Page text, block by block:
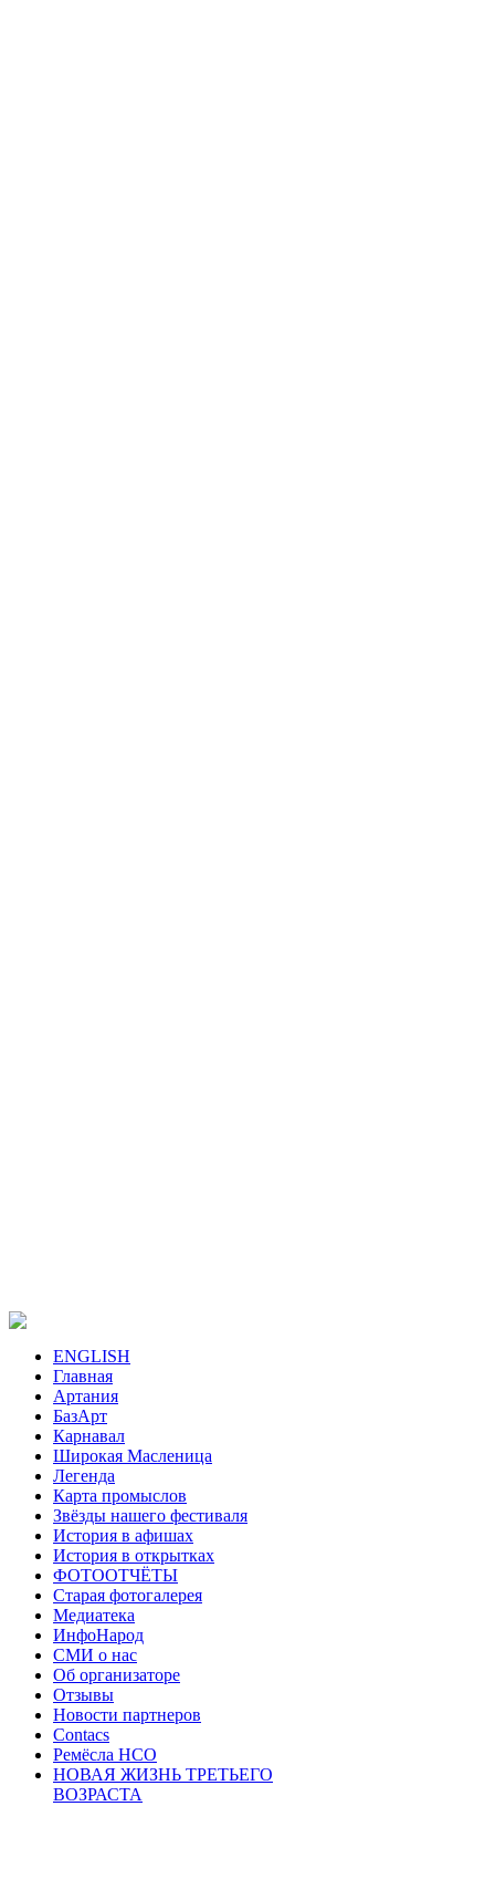
ENGLISH
Главная
Артания
БазАрт
Карнавал
Широкая Масленица
Легенда
Карта промыслов
Звёзды нашего фестиваля
История в афишах
История в открытках
ФОТООТЧЁТЫ
Старая фотогалерея
Медиатека
ИнфоНарод
СМИ о нас
Об организаторе
Отзывы
Новости партнеров
Contacs
Ремёсла НСО
НОВАЯ ЖИЗНЬ ТРЕТЬЕГО
ВОЗРАСТА